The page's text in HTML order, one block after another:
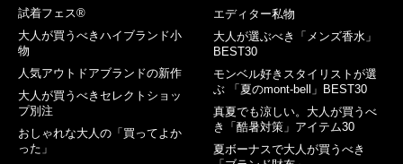
試着フェス®︎
大人が買うべきハイブランド小
物
人気アウトドアブランドの新作
大人が買うべきセレクトショッ
プ別注
おしゃれな大人の「買ってよか
った」
エディター私物
大人が選ぶべき「メンズ香水」
BEST30
モンベル好きスタイリストが選
ぶ 「夏のmont-bell」BEST30
真夏でも涼しい。大人が買うべ
き「酷暑対策」アイテム30
夏ボーナスで大人が買うべき